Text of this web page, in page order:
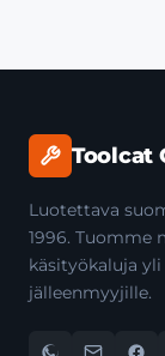
Toolcat
Luotettava
1996. Tuomme
käsityökaluja
jälleenmyyjille.